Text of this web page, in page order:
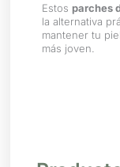
Estosparches
la alternativa
mantener tu
más joven.